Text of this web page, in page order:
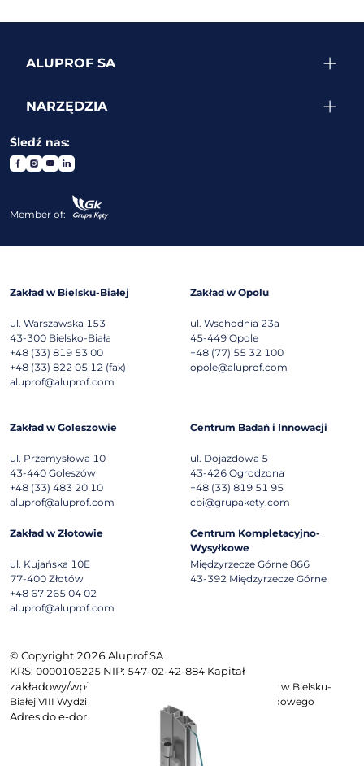
ALUPROF SA
NARZĘDZIA
Śledź nas:
Member of:
Zakład w Bielsku-Białej
ul. Warszawska 153
43-300 Bielsko-Biała
+48 (33) 819 53 00
+48 (33) 822 05 12 (fax)
aluprof@aluprof.com
Zakład w Opolu
ul. Wschodnia 23a
45-449 Opole
+48 (77) 55 32 100
opole@aluprof.com
Zakład w Goleszowie
ul. Przemysłowa 10
43-440 Goleszów
+48 (33) 483 20 10
aluprof@aluprof.com
Centrum Badań i Innowacji
ul. Dojazdowa 5
43-426 Ogrodzona
+48 (33) 819 51 95
cbi@grupakety.com
Zakład w Złotowie
ul. Kujańska 10E
77-400 Złotów
+48 67 265 04 02
aluprof@aluprof.com
Centrum Kompletacyjno-
Wysyłkowe
Międzyrzecze Górne 866
43-392 Międzyrzecze Górne
© Copyright 2026 Aluprof SA
KRS: 0000106225 NIP: 547-02-42-884 Kapitał
zakładowy/wpłacony:
4 028 350 PLN,- Sąd Rejonowy w Bielsku-
Białej VIII Wydział Gospodarczy Krajowego Rejestru Sądowego
Adres do e-doręczeń: AE:PL-96706-42023-SSEVB-21